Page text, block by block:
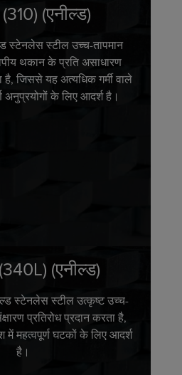
(एनील्ड)
स्टेनलेस स्टील उच्च-तापमान
थकान के प्रति असाधारण
है, जिससे यह अत्यधिक गर्मी वाले
अनुप्रयोगों के लिए आदर्श है।
(एनील्ड)
स्टेनलेस स्टील उत्कृष्ट उच्च-
प्रतिरोध प्रदान करता है,
महत्वपूर्ण घटकों के लिए आदर्श
है।